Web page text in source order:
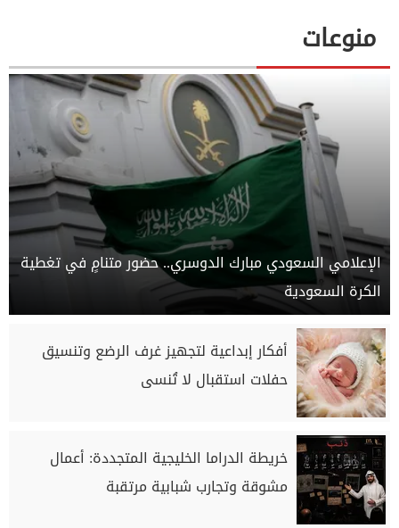
منوعات
الإعلامي السعودي مبارك الدوسري.. حضور متنامٍ في تغطية
الكرة السعودية
أفكار إبداعية لتجهيز غرف الرضع وتنسيق
حفلات استقبال لا تُنسى
خريطة الدراما الخليجية المتجددة: أعمال
مشوقة وتجارب شبابية مرتقبة